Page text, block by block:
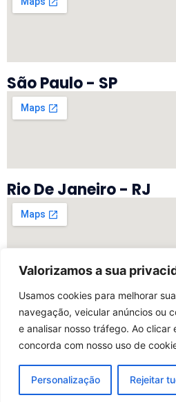
Valorizamos a sua
Usamos cookies para melhorar
navegação, veicular anúncios ou
e analisar nosso tráfego. Ao clicar
concorda com nosso uso de
Personalização Rejeitar
São Paulo - SP
Rio De Janeiro - RJ
Vitória - ES
Por My